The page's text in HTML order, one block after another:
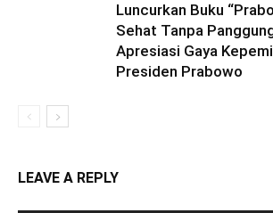
Luncurkan Buku
Sehat Tanpa
Apresiasi Gaya
Presiden Prabowo
LEAVE A REPLY